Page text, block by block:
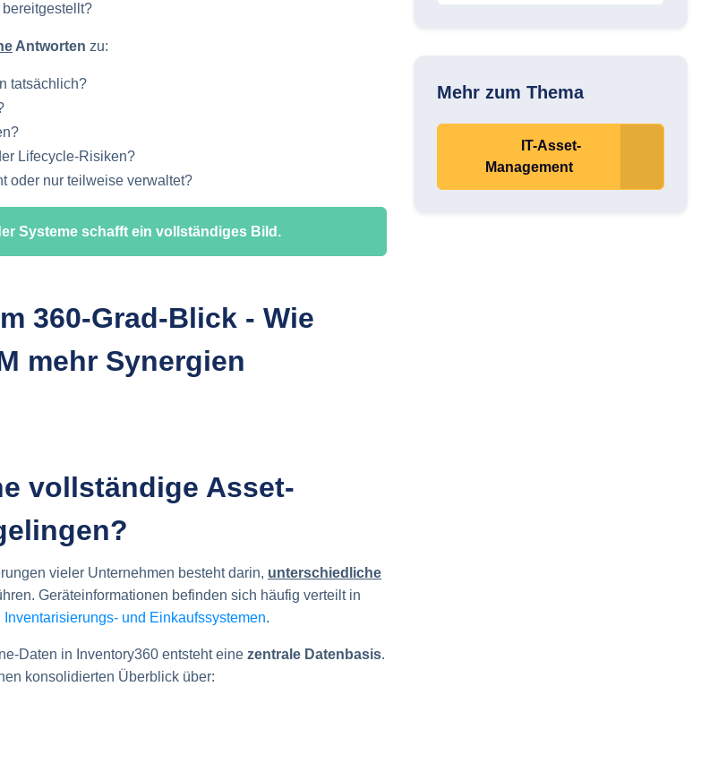
Antworten zu:
tatsächlich?
Lifecycle-Risiken?
oder nur teilweise verwaltet?
Systeme schafft ein vollständiges Bild.
360-Grad-Blick - Wie
mehr Synergien
vollständige Asset-
vieler Unternehmen besteht darin, unterschiedliche
Geräteinformationen befinden sich häufig verteilt in
Inventarisierungs- und Einkaufssystemen.
Daten in Inventory360 entsteht eine zentrale Datenbasis.
konsolidierten Überblick über:
Mehr zum Thema
IT-Asset-
Management